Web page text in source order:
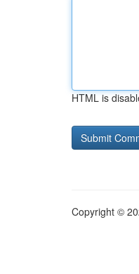
HTML is
Copyright ©